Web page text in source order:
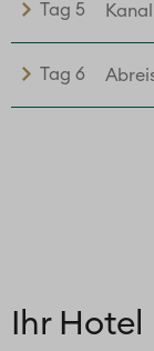
Tag 5
Tag 6
Ihr Hotel